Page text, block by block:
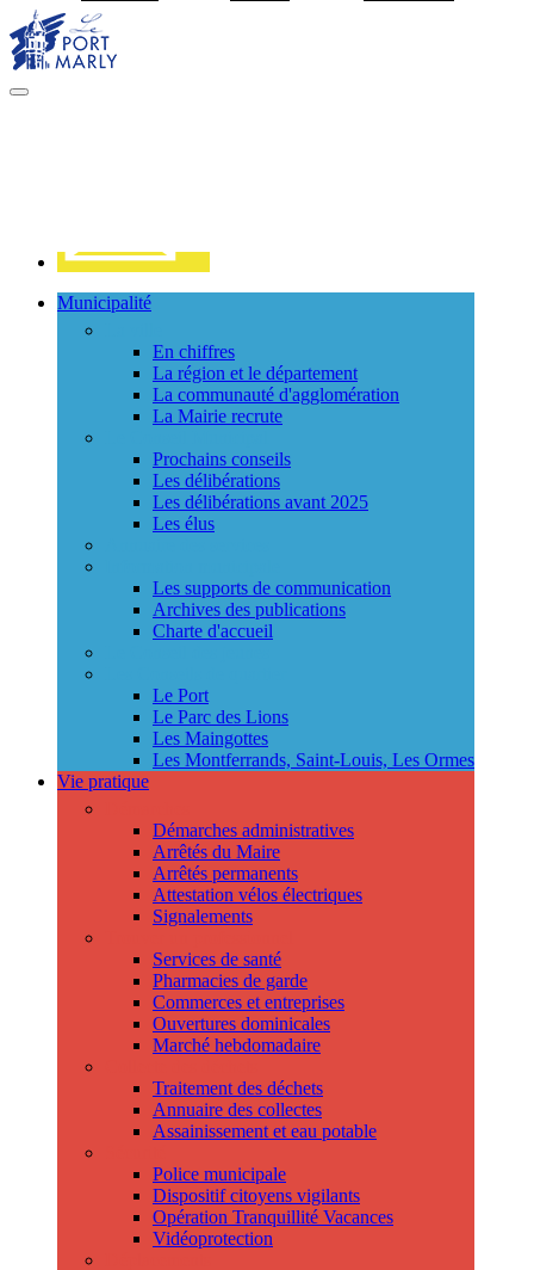
MENU
Municipalité
En chiffres
La région et le département
La communauté d'agglomération
La Mairie recrute
Prochains conseils
Les délibérations
Les délibérations avant 2025
Les élus
Les supports de communication
Archives des publications
Charte d'accueil
Le Port
Le Parc des Lions
Les Maingottes
Les Montferrands, Saint-Louis, Les Ormes
Vie pratique
Démarches administratives
Arrêtés du Maire
Arrêtés permanents
Attestation vélos électriques
Signalements
Services de santé
Pharmacies de garde
Commerces et entreprises
Ouvertures dominicales
Marché hebdomadaire
Traitement des déchets
Annuaire des collectes
Assainissement et eau potable
Police municipale
Dispositif citoyens vigilants
Opération Tranquillité Vacances
Vidéoprotection